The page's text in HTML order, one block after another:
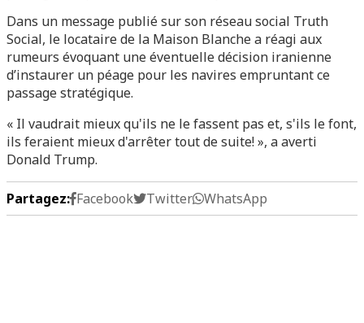
Dans un message publié sur son réseau social Truth
Social, le locataire de la Maison Blanche a réagi aux
rumeurs évoquant une éventuelle décision iranienne
d’instaurer un péage pour les navires empruntant ce
passage stratégique.
« Il vaudrait mieux qu'ils ne le fassent pas et, s'ils le font,
ils feraient mieux d'arrêter tout de suite! », a averti
Donald Trump.
Partagez: Facebook Twitter WhatsApp